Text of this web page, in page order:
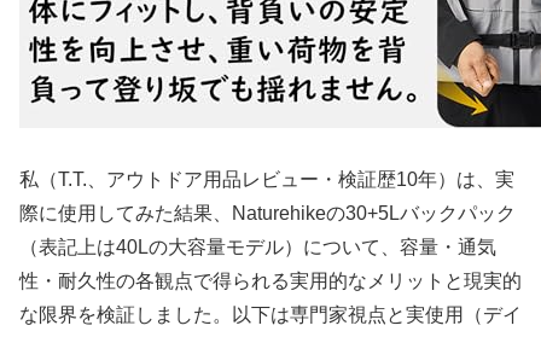
私（T.T.、アウトドア用品レビュー・検証歴10年）は、実
際に使用してみた結果、Naturehikeの30+5Lバックパック
（表記上は40Lの大容量モデル）について、容量・通気
性・耐久性の各観点で得られる実用的なメリットと現実的
な限界を検証しました。以下は専門家視点と実使用（デイ